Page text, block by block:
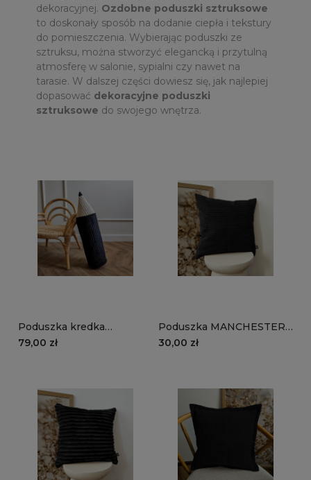
dekoracyjnej. Ozdobne poduszki sztruksowe
to doskonały sposób na dodanie ciepła i tekstury
do pomieszczenia. Wybierając poduszki ze
sztruksu, można stworzyć elegancką i przytulną
atmosferę w salonie, sypialni czy nawet na
tarasie. W dalszej części dowiesz się, jak najlepiej
dopasować dekoracyjne poduszki
sztruksowe do swojego wnętrza.
Poduszka kredka
MANCHESTER LN100 |
79,00 zł
Poduszka MANCHESTER
LN100 | czarny
30,00 zł